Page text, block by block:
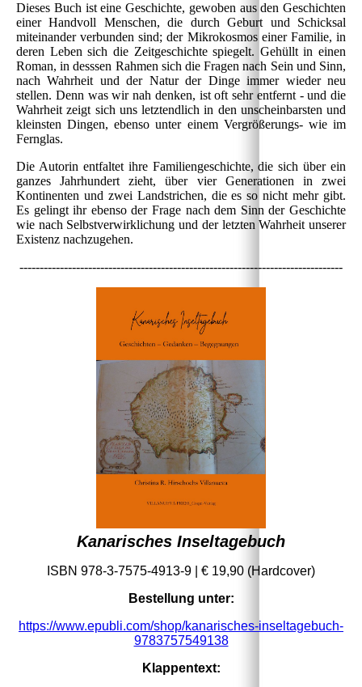
Dieses Buch ist eine Geschichte, gewoben aus den Geschichten
einer Handvoll Menschen, die durch Geburt und Schicksal
miteinander verbunden sind; der Mikrokosmos einer Familie, in
deren Leben sich die Zeitgeschichte spiegelt. Gehüllt in einen
Roman, in desssen Rahmen sich die Fragen nach Sein und Sinn,
nach Wahrheit und der Natur der Dinge immer wieder neu
stellen. Denn was wir nah denken, ist oft sehr entfernt - und die
Wahrheit zeigt sich uns letztendlich in den unscheinbarsten und
kleinsten Dingen, ebenso unter einem Vergrößerungs- wie im
Fernglas.
Die Autorin entfaltet ihre Familiengeschichte, die sich über ein
ganzes Jahrhundert zieht, über vier Generationen in zwei
Kontinenten und zwei Landstrichen, die es so nicht mehr gibt.
Es gelingt ihr ebenso der Frage nach dem Sinn der Geschichte
wie nach Selbstverwirklichung und der letzten Wahrheit unserer
Existenz nachzugehen.
--------------------------------------------------------------------------------
Kanarisches Inseltagebuch
ISBN 978-3-7575-4913-9 | € 19,90 (Hardcover)
Bestellung unter:
https://www.epubli.com/shop/kanarisches-inseltagebuch-
9783757549138
Klappentext: